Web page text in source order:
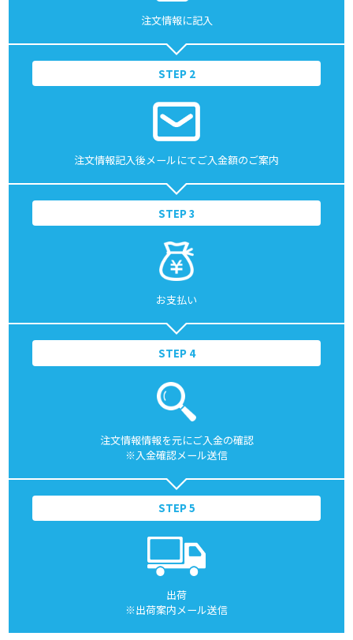
注文情報に記入
STEP 2
注文情報記入後メールにてご入金額のご案内
STEP 3
お支払い
STEP 4
注文情報情報を元にご入金の確認
※入金確認メール送信
STEP 5
出荷
※出荷案内メール送信